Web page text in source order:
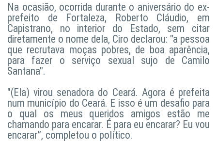
Na ocasião, ocorrida durante o aniversário do ex-
prefeito de Fortaleza, Roberto Cláudio, em
Capistrano, no interior do Estado, sem citar
diretamente o nome dela, Ciro declarou: "a pessoa
que recrutava moças pobres, de boa aparência,
para fazer o serviço sexual sujo de Camilo
Santana".
"(Ela) virou senadora do Ceará. Agora é prefeita
num município do Ceará. E isso é um desafio para
o qual os meus queridos amigos estão me
chamando para encarar. É para eu encarar? Eu vou
encarar”, completou o político.